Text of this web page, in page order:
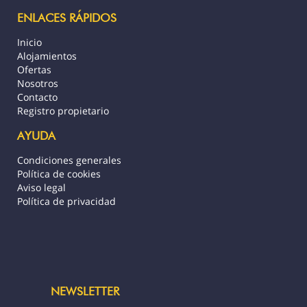
ENLACES RÁPIDOS
Inicio
Alojamientos
Ofertas
Nosotros
Contacto
Registro propietario
AYUDA
Condiciones generales
Política de cookies
Aviso legal
Política de privacidad
NEWSLETTER